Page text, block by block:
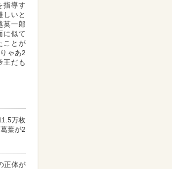
指導す
しいと
英一郎
に似て
ことが
ゃあ2
王だも
万枚
葉が2
正体が